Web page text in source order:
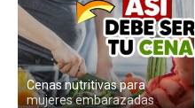
Cenas nutritivas para
mujeres embarazadas